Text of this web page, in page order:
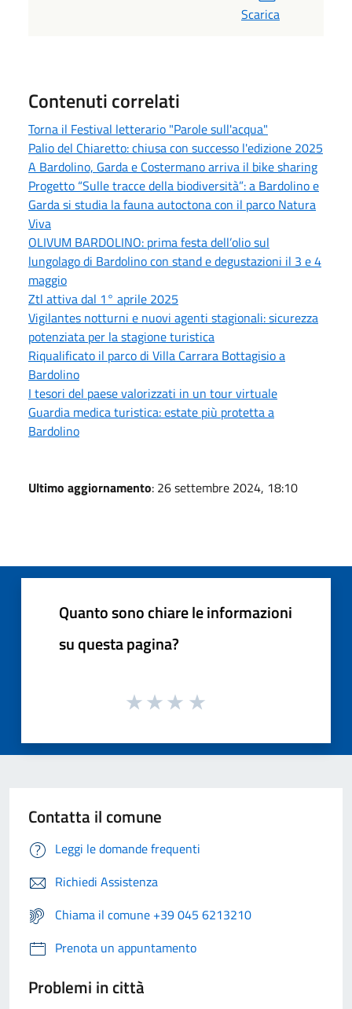
Scarica
Contenuti correlati
Torna il Festival letterario "Parole sull'acqua"
Palio del Chiaretto: chiusa con successo l'edizione 2025
A Bardolino, Garda e Costermano arriva il bike sharing
Progetto “Sulle tracce della biodiversità”: a Bardolino e
Garda si studia la fauna autoctona con il parco Natura
Viva
OLIVUM BARDOLINO: prima festa dell’olio sul
lungolago di Bardolino con stand e degustazioni il 3 e 4
maggio
Ztl attiva dal 1° aprile 2025
Vigilantes notturni e nuovi agenti stagionali: sicurezza
potenziata per la stagione turistica
Riqualificato il parco di Villa Carrara Bottagisio a
Bardolino
I tesori del paese valorizzati in un tour virtuale
Guardia medica turistica: estate più protetta a
Bardolino
Ultimo aggiornamento: 26 settembre 2024, 18:10
Quanto sono chiare le informazioni
su questa pagina?
Contatta il comune
Leggi le domande frequenti
Richiedi Assistenza
Chiama il comune +39 045 6213210
Prenota un appuntamento
Problemi in città